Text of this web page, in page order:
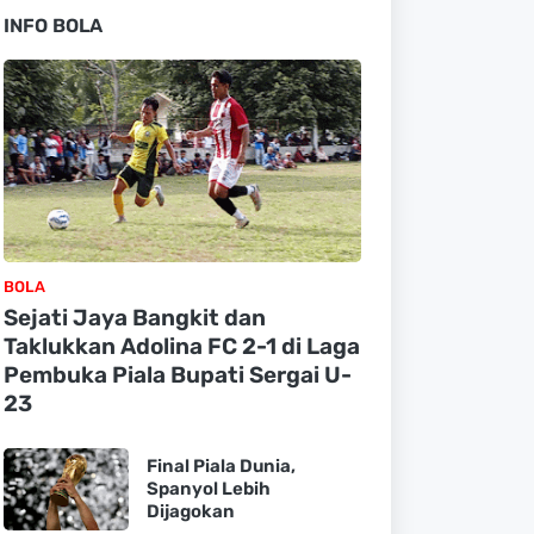
INFO BOLA
BOLA
Sejati Jaya Bangkit dan
Taklukkan Adolina FC 2-1 di Laga
Pembuka Piala Bupati Sergai U-
23
Final Piala Dunia,
Spanyol Lebih
Dijagokan